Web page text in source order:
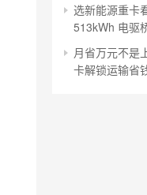
选新能源重卡
513kWh 电驱
月省万元不是
卡解锁运输省